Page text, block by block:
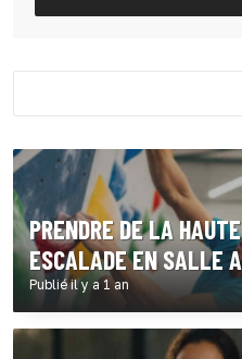
PRENDRE DE LA
ESCALADE EN SALLE
Publié il y a 1 an